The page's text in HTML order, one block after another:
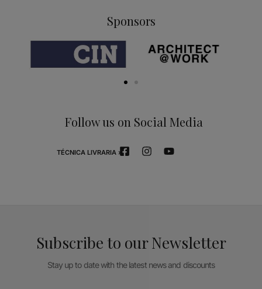
Sponsors
Follow us on Social Media
TÉCNICA LIVRARIA »
Subscribe to our Newsletter
Stay up to date with the latest news and discounts